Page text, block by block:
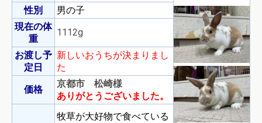
性別
男の子
現在の体
重
1112g
お渡し予
定日
新しいおうちが決まりまし
た
価格
京都市 松崎様
ありがとうございました。
牧草が大好物で食べている